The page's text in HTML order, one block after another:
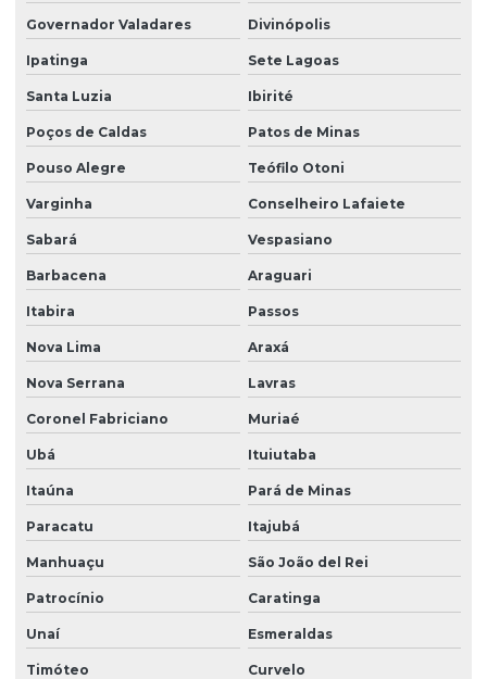
Licenciamento ambiental industrial
Licenciamento ambiental para loteamento
Licenciamento ambiental para mineração
Licenciamento ambiental de rodovias
Licenciamento ambiental rural
Licenciamento ambiental urbano
Monitoramento ambiental análise
Monitoramento ambiental do solo
Monitoramento ambiental com drones
Monitoramento ambiental de empresas
Monitoramento ambiental de obras
Monitoramento e remediação ambiental
Obra de terraplenagem
Orçamento sondagem SPT
Plano de monitoramento ambiental
Governador Valadares Divinópolis
Ipatinga Sete Lagoas
Santa Luzia Ibirité
Poços de Caldas Patos de Minas
Pouso Alegre Teófilo Otoni
Varginha Conselheiro Lafaiete
Sabará Vespasiano
Barbacena Araguari
Itabira Passos
Nova Lima Araxá
Nova Serrana Lavras
Coronel Fabriciano Muriaé
Ubá Ituiutaba
Itaúna Pará de Minas
Paracatu Itajubá
Manhuaçu São João del Rei
Patrocínio Caratinga
Unaí Esmeraldas
Timóteo Curvelo